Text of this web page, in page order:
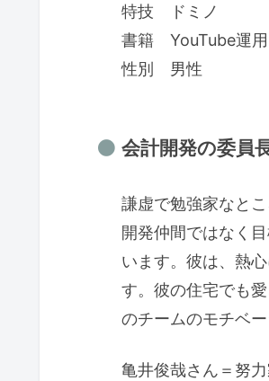
特技 ドミノ
書籍 YouTube運用
性別 男性
会計開発の委員
謙虚で勉強家なと
開発仲間ではなく
います。彼は、熱
す。彼の住宅でも
のチームのモチベ
亀井俊哉さん＝努